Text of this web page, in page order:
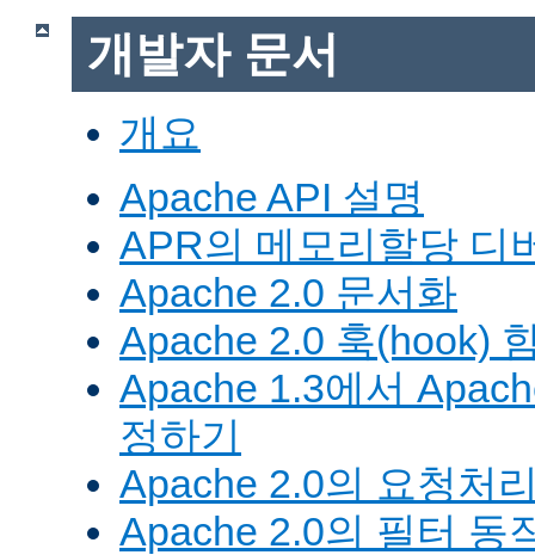
개발자 문서
개요
Apache API 설명
APR의 메모리할당 디
Apache 2.0 문서화
Apache 2.0 훅(hook)
Apache 1.3에서
정하기
Apache 2.0의 요청처
Apache 2.0의 필터 동